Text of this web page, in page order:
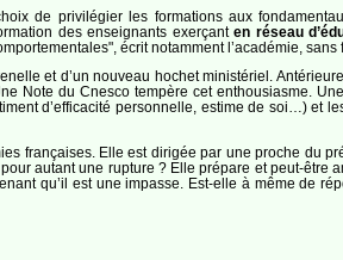
de privilégier les formations aux
des enseignants exerçanten réseau
écrit notamment l’académie, sans
et d’un nouveau hochet ministériel.
Note du Cnesco tempère cet enthousiasme.
d’efficacité personnelle, estime de soi…) et
françaises. Elle est dirigée par une proche du
autant une rupture ? Elle prépare et peut-
qu’il est une impasse. Est-elle à même de